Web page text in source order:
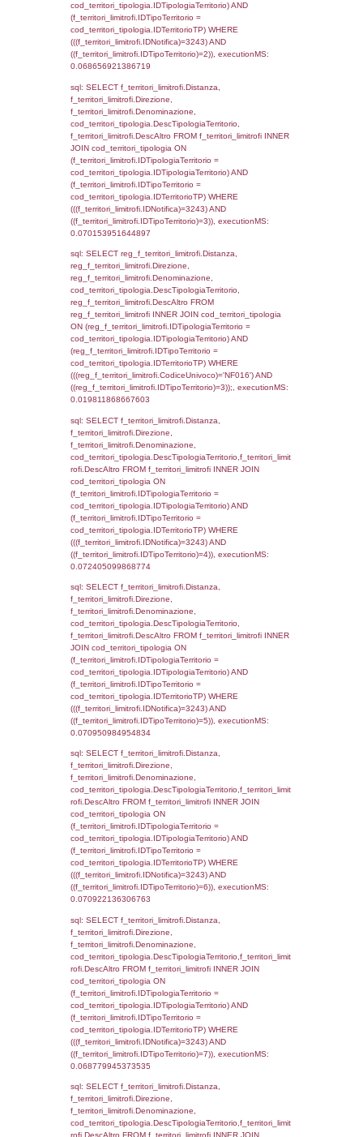
executionMS: 0.0068261623382568
sql: SELECT a2p.Cognome, a2p.Nome
a2_ruolipersonale a2rp INNER JOIN
(((a2p.IDNotifica)=3243) AND
executionMS: 0.0024750232696533
sql: SELECT cod_ipa_aoo.des_amm,
d1_controlli.UntAmmTerr,
d1_controlli.Regione, d1_controlli.Provincia,
d1_controlli.Comune, d1_controlli.Via,
d1_controlli.Email, d1_controlli.Pec FROM
d1_controlli.UntAmmTerr where
executionMS: 0.029951810836792
sql: SELECT * FROM d2_autorizzazioni
IDNotifica=3243, executionMS:
sql: SELECT Ispezione, IDArticoloComma,
StatoIspezione,
'%d/%m/%Y') as DataApertura,
DATE_FORMAT(DataChiusura, '%d/%m/
DataChiusura,
'%d/%m/%Y') as DataUltimoPIR FROM
WHERE (((d3_ispezioni.IDNotifica)=3243)),
0.00063896179199219
sql: SELECT el_nazioni.DescIT,
FROM f_confini_stato INNER JOIN
f_confini_stato.IDStato = el_nazioni.IDStato
f_confini_stato.IDNotifica = 3243;,
0.00059413909912109
sql: SELECT el_regioni.Regione,
el_comuni.Comune,
f_confini INNER JOIN ((el_comuni INNER
ON el_comuni.IstProvincia =
INNER JOIN el_regioni ON
el_regioni.IstRegione) ON
(((f_confini.IDNotifica)=3243));,
0.00057291984558105
sql: SELECT
SEPARATOR '; ') AS DescAltro,
f_territori_limitrofi INNER JOIN
(f_territori_limitrofi.IDTipologiaTerritorio =
f_territori_limitrofi.IDTipoTerritorio =
cod_territori_tipologia.IDTerritorioTP )
((f_territori_limitrofi.IDNotifica) = 3243 ) AND
cod_territori_tipologia.IDTerritorioTP = 1)
executionMS: 0.075344085693359
sql: SELECT f_territori_limitrofi.Distanza,
f_territori_limitrofi.Direzione,
f_territori_limitrofi.Denominazione,
f_territori_limitrofi.DescAltro,